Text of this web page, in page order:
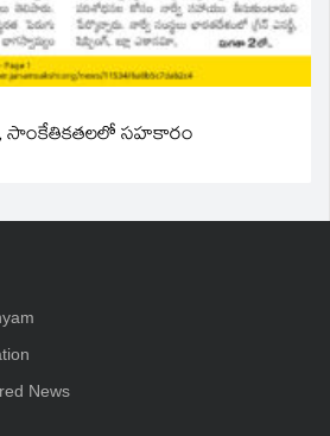
సాంకేతికతలలో సహకారం
News